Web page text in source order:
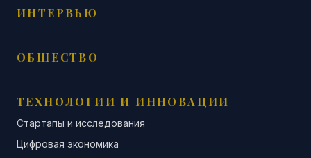
ИНТЕРВЬЮ
ОБЩЕСТВО
ТЕХНОЛОГИИ И ИННОВАЦИИ
Стартапы и исследования
Цифровая экономика